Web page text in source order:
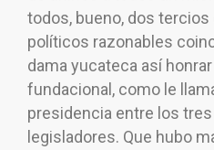
todos, bueno, dos
políticos razonables
dama yucateca así
fundacional, como le
presidencia entre los
legisladores. Que hubo